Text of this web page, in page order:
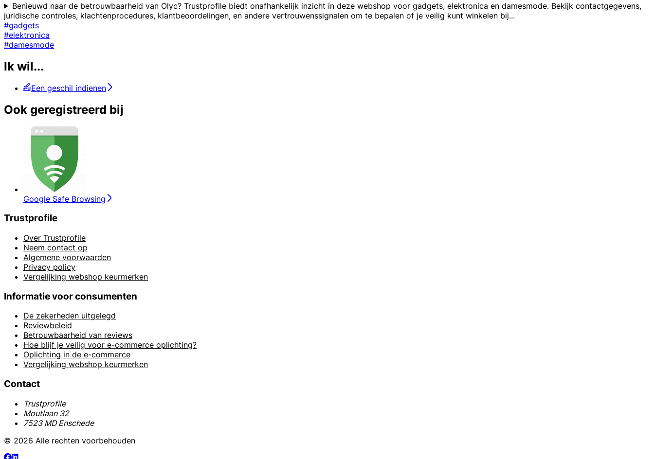
Benieuwd naar de betrouwbaarheid van Olyc? Trustprofile biedt onafhankelijk inzicht in deze webshop voor gadgets, elektronica en damesmode. Bekijk contactgegevens,
juridische controles, klachtenprocedures, klantbeoordelingen, en andere vertrouwenssignalen om te bepalen of je veilig kunt winkelen bij...
#gadgets
#elektronica
#damesmode
Ik wil...
Een geschil indienen
Ook geregistreerd bij
Google Safe Browsing
Trustprofile
Over Trustprofile
Neem contact op
Algemene voorwaarden
Privacy policy
Vergelijking webshop keurmerken
Informatie voor consumenten
De zekerheden uitgelegd
Reviewbeleid
Betrouwbaarheid van reviews
Hoe blijf je veilig voor e-commerce oplichting?
Oplichting in de e-commerce
Vergelijking webshop keurmerken
Contact
Trustprofile
Moutlaan 32
7523 MD Enschede
© 2026 Alle rechten voorbehouden